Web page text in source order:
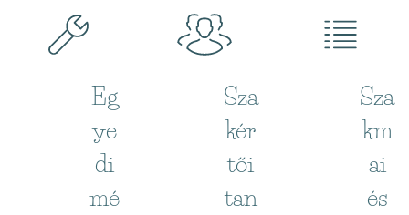
Eg
ye
di
mé
Sza
kér
tői
tan
Sza
km
ai
és